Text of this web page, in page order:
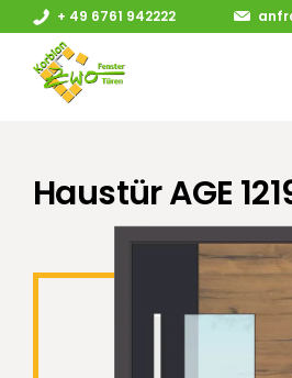
+ 49 6761 942222
Haustür AGE